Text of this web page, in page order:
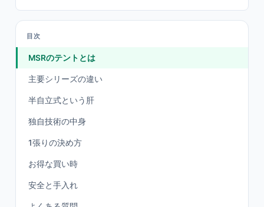
目次
MSRのテントとは
主要シリーズの違い
半自立式という肝
独自技術の中身
1張りの決め方
お得な買い時
安全と手入れ